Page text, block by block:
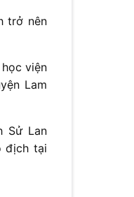
trở nên
viện
Lam
Sử Lan
địch tại